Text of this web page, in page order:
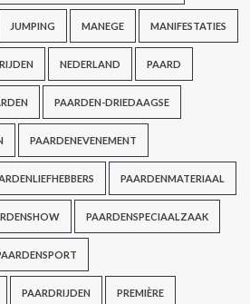
JUMPING MANEGE MANIFESTATIES
NEDERLAND PAARD
PAARDEN-DRIEDAAGSE
PAARDENEVENEMENT
PAARDENMATERIAAL
PAARDENSPECIAALZAAK
PAARDRIJDEN PREMIÈRE